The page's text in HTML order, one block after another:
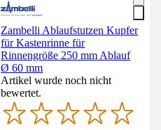
Zambelli Ablaufstutzen Kupfer
für Kastenrinne für
Rinnengröße 250 mm Ablauf
Ø 60 mm
Artikel wurde noch nicht
bewertet.